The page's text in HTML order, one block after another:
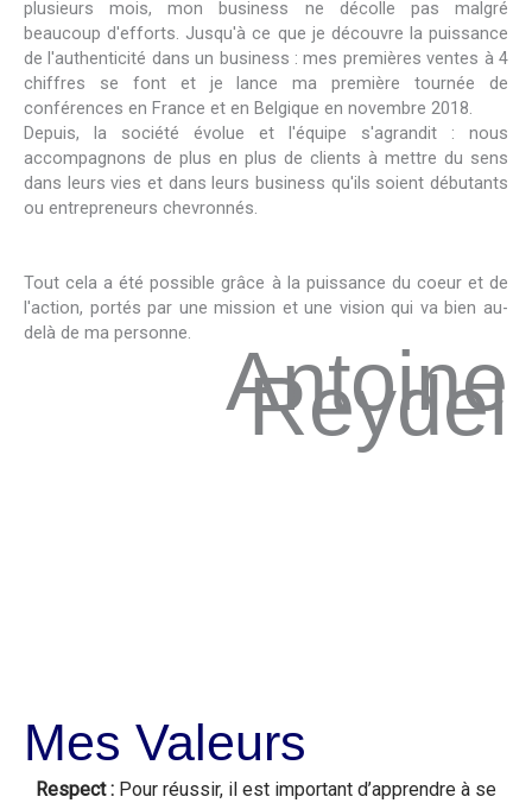
plusieurs mois, mon business ne décolle pas malgré
beaucoup d'efforts. Jusqu'à ce que je découvre la puissance
de l'authenticité dans un business : mes premières ventes à 4
chiffres se font et je lance ma première tournée de
conférences en France et en Belgique en novembre 2018.
Depuis, la société évolue et l'équipe s'agrandit : nous
accompagnons de plus en plus de clients à mettre du sens
dans leurs vies et dans leurs business qu'ils soient débutants
ou entrepreneurs chevronnés.
Tout cela a été possible grâce à la puissance du coeur et de
l'action, portés par une mission et une vision qui va bien au-
delà de ma personne.
Antoine
Reydel
Mes Valeurs
Respect : Pour réussir, il est important d’apprendre à se